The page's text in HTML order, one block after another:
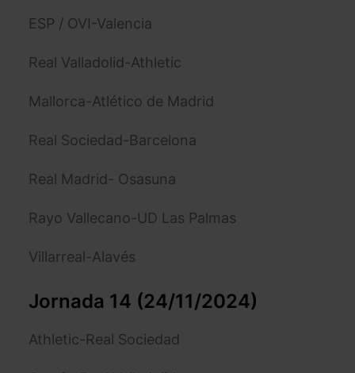
ESP / OVI-Valencia
Real Valladolid-Athletic
Mallorca-Atlético de Madrid
Real Sociedad-Barcelona
Real Madrid- Osasuna
Rayo Vallecano-UD Las Palmas
Villarreal-Alavés
Jornada 14 (24/11/2024)
Athletic-Real Sociedad